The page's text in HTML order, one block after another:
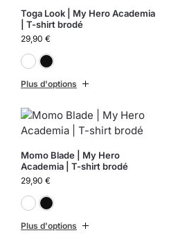
Toga Look | My Hero Academia
| T-shirt brodé
29,90 €
Plus d'options
Momo Blade | My Hero
Academia | T-shirt brodé
29,90 €
Plus d'options